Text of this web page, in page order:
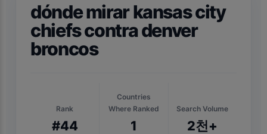
dónde mirar kansas city
chiefs contra denver
broncos
Rank
#44
Countries
Where Ranked
1
Search Volume
2천+